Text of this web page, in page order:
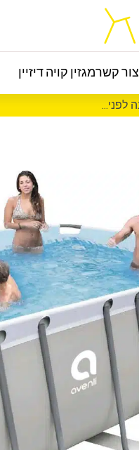
צור קשרמגזין קויה דיזיין